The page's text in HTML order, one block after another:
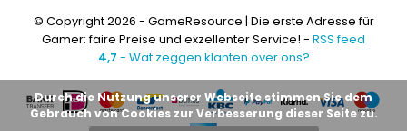
© Copyright 2026 - GameResource | Die erste Adresse für
Gamer: faire Preise und exzellenter Service! - RSS feed
4,7 - Wat zeggen klanten over ons?
Durch die Nutzung unserer Webseite stimmen Sie dem
Gebrauch von Cookies zur Verbesserung dieser Seite zu.